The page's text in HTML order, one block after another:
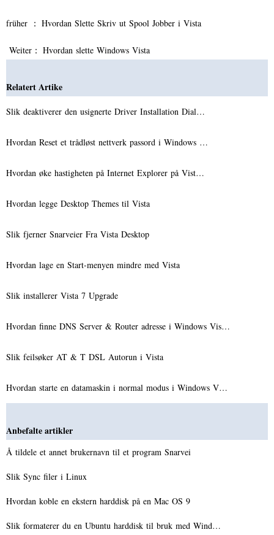
früher ： Hvordan Slette Skriv ut Spool Jobber i Vista
Weiter： Hvordan slette Windows Vista
Relatert Artike
Slik deaktiverer den usignerte Driver Installation Dial…
Hvordan Reset et trådløst nettverk passord i Windows …
Hvordan øke hastigheten på Internet Explorer på Vist…
Hvordan legge Desktop Themes til Vista
Slik fjerner Snarveier Fra Vista Desktop
Hvordan lage en Start-menyen mindre med Vista
Slik installerer Vista 7 Upgrade
Hvordan finne DNS Server & Router adresse i Windows Vis…
Slik feilsøker AT & T DSL Autorun i Vista
Hvordan starte en datamaskin i normal modus i Windows V…
Anbefalte artikler
Å tildele et annet brukernavn til et program Snarvei
Slik Sync filer i Linux
Hvordan koble en ekstern harddisk på en Mac OS 9
Slik formaterer du en Ubuntu harddisk til bruk med Wind…